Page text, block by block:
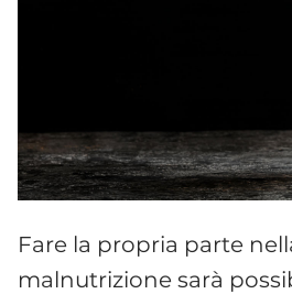
Fare la propria parte
malnutrizione sarà